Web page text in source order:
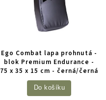
Ego Combat lapa prohnutá -
blok Premium Endurance -
75 x 35 x 15 cm - černá/černá
Do košíku